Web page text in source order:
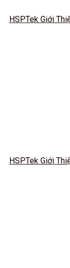
HSPTek Giới
HSPTek Giới